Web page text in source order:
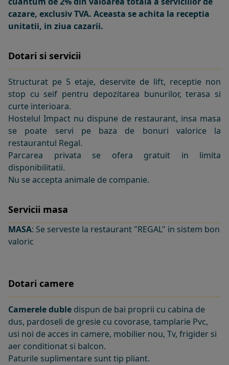
cazare, exclusiv TVA. Aceasta se achita la receptia
unitatii, in ziua cazarii.
Dotari si servicii
Structurat pe 5 etaje, deservite de lift, receptie non
stop cu seif pentru depozitarea bunurilor, terasa si
curte interioara.
Hostelul Impact nu dispune de restaurant, insa masa
se poate servi pe baza de bonuri valorice la
restaurantul Regal.
Parcarea privata se ofera gratuit in limita
disponibilitatii.
Nu se accepta animale de companie.
Servicii masa
MASA: Se serveste la restaurant "REGAL" in sistem bon
valoric
Dotari camere
Camerele duble dispun de bai proprii cu cabina de
dus, pardoseli de gresie cu covorase, tamplarie Pvc,
usi noi de acces in camere, mobilier nou, Tv, frigider si
aer conditionat si balcon.
Paturile suplimentare sunt tip pliant.